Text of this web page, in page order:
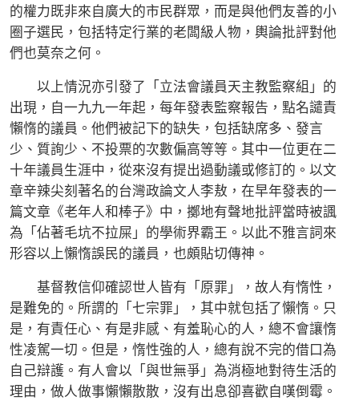
的權力既非來自廣大的市民群眾，而是與他們友善的小
圈子選民，包括特定行業的老闆級人物，輿論批評對他
們也莫奈之何。
以上情況亦引發了「立法會議員天主教監察組」的
出現，自一九九一年起，每年發表監察報告，點名譴責
懶惰的議員。他們被記下的缺失，包括缺席多、發言
少、質詢少、不投票的次數偏高等等。其中一位更在二
十年議員生涯中，從來沒有提出過動議或修訂的。以文
章辛辣尖刻著名的台灣政論文人李敖，在早年發表的一
篇文章《老年人和棒子》中，擲地有聲地批評當時被諷
為「佔著毛坑不拉屎」的學術界霸王。以此不雅言詞來
形容以上懶惰誤民的議員，也頗貼切傳神。
基督教信仰確認世人皆有「原罪」，故人有惰性，
是難免的。所謂的「七宗罪」，其中就包括了懶惰。只
是，有責任心、有是非感、有羞恥心的人，總不會讓惰
性凌駕一切。但是，惰性強的人，總有說不完的借口為
自己辯護。有人會以「與世無爭」為消極地對待生活的
理由，做人做事懶懶散散，沒有出息卻喜歡自嘆倒霉。